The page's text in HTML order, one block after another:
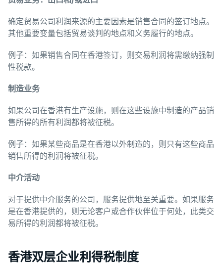
确定贸易公司利润来源的主要因素是销售合同的签订地点。
其他重要变量包括贸易谈判的地点和义务履行的地点。
例子：如果销售合同在香港签订，则交易利润将需缴纳强制
性税款。
制造业务
如果公司在香港有生产设施，则在这些设施中制造的产品销
售所得的所有利润都将被征税。
例子：如果某些商品是在香港以外制造的，则只有这些商品
销售所得的利润将被征税。
中介活动
对于提供中介服务的公司，服务提供地至关重要。如果服务
是在香港提供的，则无论客户或合作伙伴位于何处，此类交
易所得的利润都将被征税。
香港双层企业利得税制度